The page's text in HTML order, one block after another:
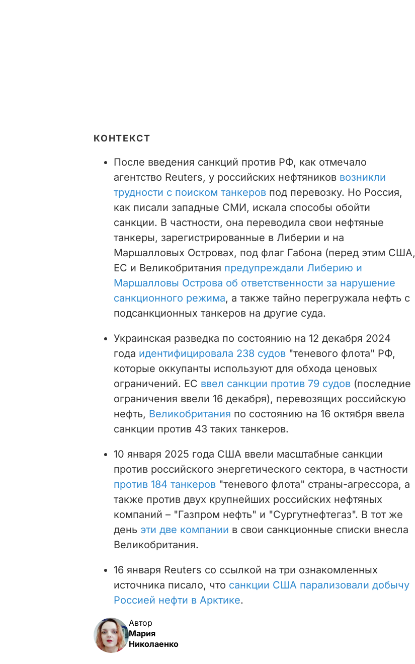
КОНТЕКСТ
После введения санкций против РФ, как отмечало
агентство Reuters, у российских нефтяников возникли
трудности с поиском танкеров под перевозку. Но Россия,
как писали западные СМИ, искала способы обойти
санкции. В частности, она переводила свои нефтяные
танкеры, зарегистрированные в Либерии и на
Маршалловых Островах, под флаг Габона (перед этим США,
ЕС и Великобритания предупреждали Либерию и
Маршалловы Острова об ответственности за нарушение
санкционного режима, а также тайно перегружала нефть с
подсанкционных танкеров на другие суда.
Украинская разведка по состоянию на 12 декабря 2024
года идентифицировала 238 судов "теневого флота" РФ,
которые оккупанты используют для обхода ценовых
ограничений. ЕС ввел санкции против 79 судов (последние
ограничения ввели 16 декабря), перевозящих российскую
нефть, Великобритания по состоянию на 16 октября ввела
санкции против 43 таких танкеров.
10 января 2025 года США ввели масштабные санкции
против российского энергетического сектора, в частности
против 184 танкеров "теневого флота" страны-агрессора, а
также против двух крупнейших российских нефтяных
компаний – "Газпром нефть" и "Сургутнефтегаз". В тот же
день эти две компании в свои санкционные списки внесла
Великобритания.
16 января Reuters со ссылкой на три ознакомленных
источника писало, что санкции США парализовали добычу
Россией нефти в Арктике.
Автор
Мария
Николаенко